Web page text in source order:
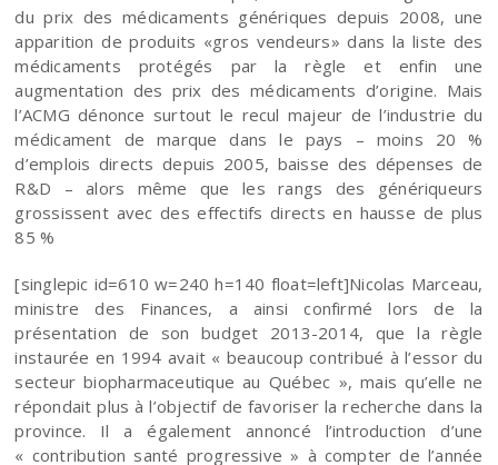
du prix des médicaments génériques depuis 2008, une
apparition de produits «gros vendeurs» dans la liste des
médicaments protégés par la règle et enfin une
augmentation des prix des médicaments d’origine. Mais
l’ACMG dénonce surtout le recul majeur de l’industrie du
médicament de marque dans le pays – moins 20 %
d’emplois directs depuis 2005, baisse des dépenses de
R&D – alors même que les rangs des génériqueurs
grossissent avec des effectifs directs en hausse de plus
85 %
[singlepic id=610 w=240 h=140 float=left]Nicolas Marceau,
ministre des Finances, a ainsi confirmé lors de la
présentation de son budget 2013-2014, que la règle
instaurée en 1994 avait « beaucoup contribué à l’essor du
secteur biopharmaceutique au Québec », mais qu’elle ne
répondait plus à l’objectif de favoriser la recherche dans la
province. Il a également annoncé l’introduction d’une
« contribution santé progressive » à compter de l’année